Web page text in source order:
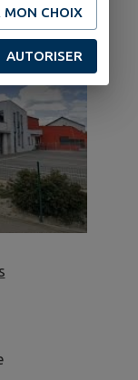
MON CHOIX
AUTORISER